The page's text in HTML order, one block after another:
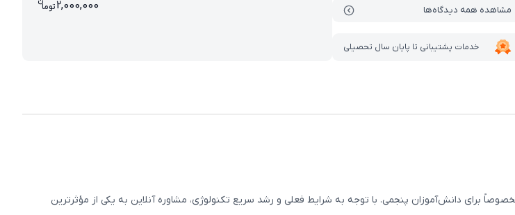
مشاهده همه دیدگاه‌ها
خدمات پشتیبانی تا پایان سال تحصیلی
2,000,000 توما
قیمت مشاوره آنلاین پنجم دبستان
برای دانش‌آموزان پنجمی. با توجه به شرایط فعلی و رشد سریع تکنولوژی، مشاوره آنلاین به یکی از مؤثرترین